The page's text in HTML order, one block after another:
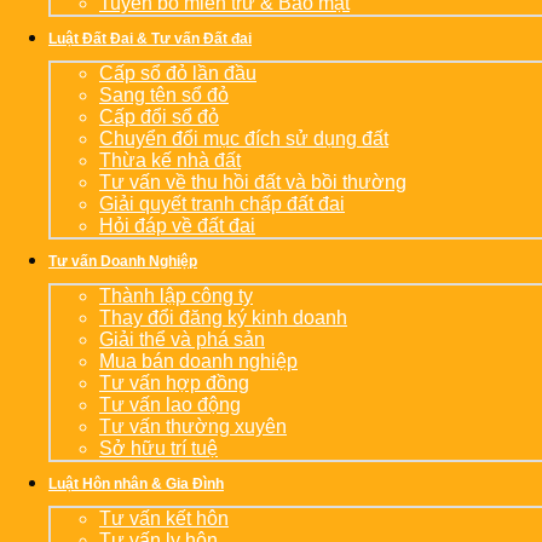
Luật Đất Đai & Tư vấn Đất đai
Cấp sổ đỏ lần đầu
Sang tên sổ đỏ
Cấp đổi sổ đỏ
Chuyển đổi mục đích sử dụng đất
Thừa kế nhà đất
Tư vấn về thu hồi đất và bồi thường
Giải quyết tranh chấp đất đai
Hỏi đáp về đất đai
Tư vấn Doanh Nghiệp
Thành lập công ty
Thay đổi đăng ký kinh doanh
Giải thể và phá sản
Mua bán doanh nghiệp
Tư vấn hợp đồng
Tư vấn lao động
Tư vấn thường xuyên
Sở hữu trí tuệ
Luật Hôn nhân & Gia Đình
Tư vấn kết hôn